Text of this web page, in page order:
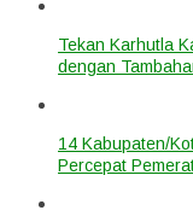
Tekan Karhutla
dengan
14 Kabupaten/
Percepat